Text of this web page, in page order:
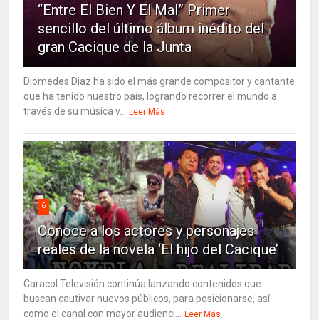
“Entre El Bien Y El Mal” Primer
sencillo del último álbum inédito del
gran Cacique de la Junta
Diomedes Diaz ha sido el más grande compositor y cantante
que ha tenido nuestro país, logrando recorrer el mundo a
través de su música v...
Leer Más
6
Conoce a los actores y personajes
reales de la novela ‘El hijo del Cacique’
Caracol Televisión continúa lanzando contenidos que
buscan cautivar nuevos públicos, para posicionarse, así
como el canal con mayor audienci...
Leer Más